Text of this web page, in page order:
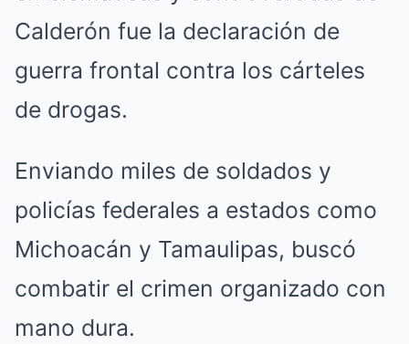
Calderón fue la declaración de
guerra frontal contra los cárteles
de drogas.
Enviando miles de soldados y
policías federales a estados como
Michoacán y Tamaulipas, buscó
combatir el crimen organizado con
mano dura.